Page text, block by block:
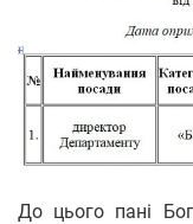
До цього пані